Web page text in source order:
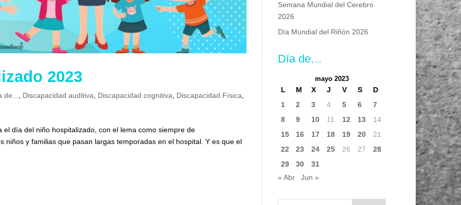
2023
de... Discapacidad auditiva Discapacidad cognitiva Discapacidad Física
día del niño hospitalizado, con el lema como siempre de
niños y familias que pasan largas temporadas en el hospital. Y es que el
Semana Mundial del Cerebro
2026
Día Mundial del Riñón 2026
Día de…
mayo 2023
L M X J V S
D
1
2 3 4 5 6
7
8
9 10 11 12 13
14
15
16 17 18 19 20
21
22
23 24 25 26 27
28
29
30
31
« Abr
Jun »
Buscar: